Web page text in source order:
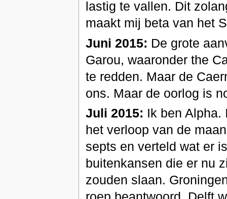
lastig te vallen. Dit
maakt mij beta van het
Juni 2015: De grote
Garou, waaronder the
te redden. Maar de
ons. Maar de oorlog is
Juli 2015: Ik ben Alpha.
het verloop van de
septs en verteld wat er
buitenkansen die er nu
zouden slaan.